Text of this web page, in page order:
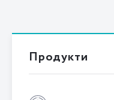
Продукти